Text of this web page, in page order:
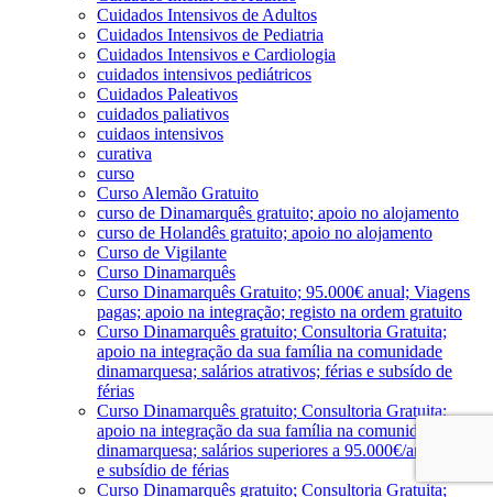
Cuidados Intensivos de Adultos
Cuidados Intensivos de Pediatria
Cuidados Intensivos e Cardiologia
cuidados intensivos pediátricos
Cuidados Paleativos
cuidados paliativos
cuidaos intensivos
curativa
curso
Curso Alemão Gratuito
curso de Dinamarquês gratuito; apoio no alojamento
curso de Holandês gratuito; apoio no alojamento
Curso de Vigilante
Curso Dinamarquês
Curso Dinamarquês Gratuito; 95.000€ anual; Viagens
pagas; apoio na integração; registo na ordem gratuito
Curso Dinamarquês gratuito; Consultoria Gratuita;
apoio na integração da sua família na comunidade
dinamarquesa; salários atrativos; férias e subsído de
férias
Curso Dinamarquês gratuito; Consultoria Gratuita;
apoio na integração da sua família na comunidade
dinamarquesa; salários superiores a 95.000€/ano; férias
e subsídio de férias
Curso Dinamarquês gratuito; Consultoria Gratuita;